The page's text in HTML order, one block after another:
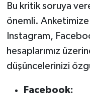
Bu kritik soruya
önemli. Anketimize
Instagram,
hesaplarımız
düşüncelerinizi
Facebook: